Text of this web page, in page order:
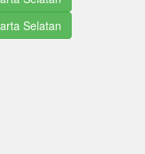
Selatan